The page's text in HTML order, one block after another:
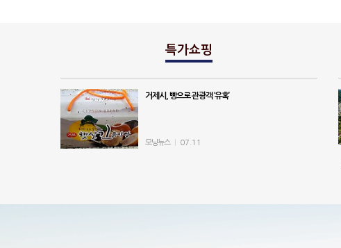
특가쇼핑
거제시, 빵으로 관광객 ‘유혹’
모닝뉴스 07.11